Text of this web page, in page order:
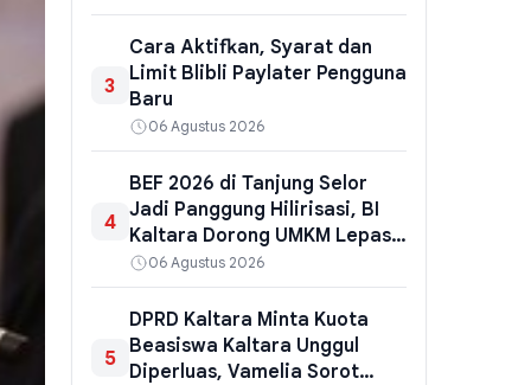
3
Cara Aktifkan, Syarat dan
Limit Blibli Paylater Pengguna
Baru
06 Agustus 2026
4
BEF 2026 di Tanjung Selor
Jadi Panggung Hilirisasi, BI
Kaltara Dorong UMKM Lepas
dari Ketergantungan
Tambang
06 Agustus 2026
5
DPRD Kaltara Minta Kuota
Beasiswa Kaltara Unggul
Diperluas, Vamelia Sorot